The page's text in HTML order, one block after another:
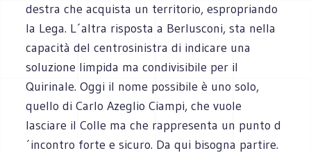
destra che acquista un territorio, espropriando
la Lega. L´altra risposta a Berlusconi, sta nella
capacità del centrosinistra di indicare una
soluzione limpida ma condivisibile per il
Quirinale. Oggi il nome possibile è uno solo,
quello di Carlo Azeglio Ciampi, che vuole
lasciare il Colle ma che rappresenta un punto d
´incontro forte e sicuro. Da qui bisogna partire.